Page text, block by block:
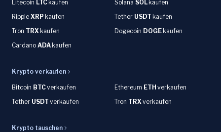
Litecoin LTC kaufen Solana SOL kaufen
Ripple XRP kaufen Tether USDT kaufen
Tron TRX kaufen Dogecoin DOGE kaufen
Cardano ADA kaufen
Krypto verkaufen
Bitcoin BTCverkaufen Ethereum ETH verkaufen
Tether USDT verkaufen Tron TRXverkaufen
Krypto tauschen